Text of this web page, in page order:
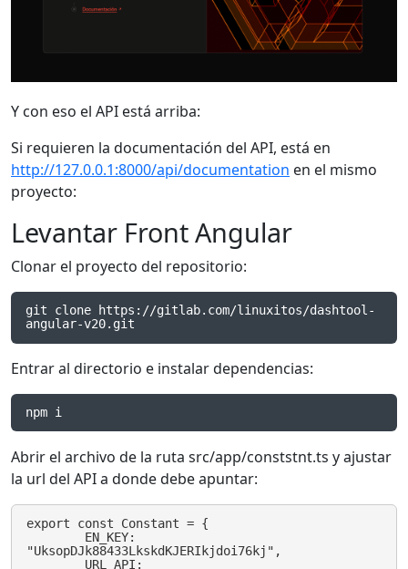
Y con eso el API está arriba:
Si requieren la documentación del API, está en
http://127.0.0.1:8000/api/documentation en el mismo
proyecto:
Levantar Front Angular
Clonar el proyecto del repositorio:
git clone https://gitlab.com/linuxitos/dashtool-
angular-v20.git
Entrar al directorio e instalar dependencias:
npm i
Abrir el archivo de la ruta src/app/conststnt.ts y ajustar
la url del API a donde debe apuntar:
export const Constant = {
"UksopDJk88433LkskdKJERIkjdoi76kj",